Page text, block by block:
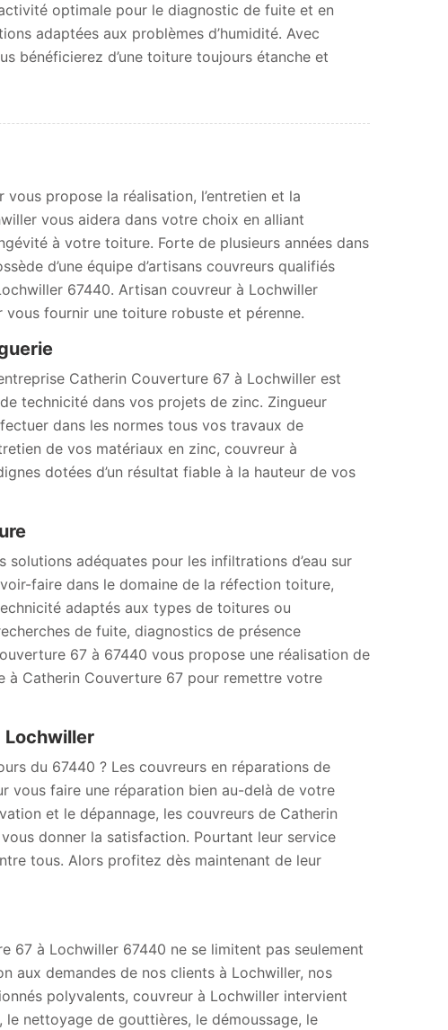
optimale pour le diagnostic de fuite et en
adaptées aux problèmes d’humidité. Avec
bénéficierez d’une toiture toujours étanche et
propose la réalisation, l’entretien et la
vous aidera dans votre choix en alliant
à votre toiture. Forte de plusieurs années dans
d’une équipe d’artisans couvreurs qualifiés
67440. Artisan couvreur à Lochwiller
fournir une toiture robuste et pérenne.
Catherin Couverture 67 à Lochwiller est
technicité dans vos projets de zinc. Zingueur
dans les normes tous vos travaux de
de vos matériaux en zinc, couvreur à
dotées d’un résultat fiable à la hauteur de vos
adéquates pour les infiltrations d’eau sur
faire dans le domaine de la réfection toiture,
adaptés aux types de toitures ou
de fuite, diagnostics de présence
67 à 67440 vous propose une réalisation de
à Catherin Couverture 67 pour remettre votre
Lochwiller
du 67440 ? Les couvreurs en réparations de
vous faire une réparation bien au-delà de votre
et le dépannage, les couvreurs de Catherin
donner la satisfaction. Pourtant leur service
tous. Alors profitez dès maintenant de leur
67 à Lochwiller 67440 ne se limitent pas seulement
aux demandes de nos clients à Lochwiller, nos
polyvalents, couvreur à Lochwiller intervient
nettoyage de gouttières, le démoussage, le